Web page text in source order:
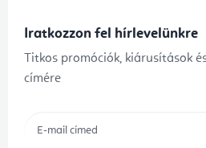
Iratkozzon fel hírlevelünkre
Titkos promóciók, kiárusítások
címére